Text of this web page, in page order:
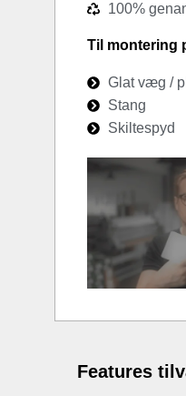
100%
Til montering
Glat væg /
Stang
Skiltespyd
Features